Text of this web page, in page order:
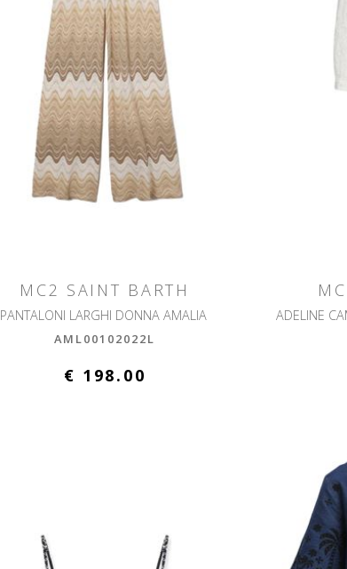
MC2 SAINT BARTH
PANTALONI LARGHI DONNA AMALIA
AML00102022L
€ 198.00